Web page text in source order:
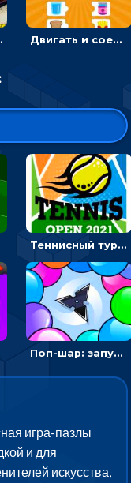
Двигать и соединять пазлы по смыслу - головоломка для детей
Теннисный турнир: подавать или отбивать шарик ракеткой
Поп-шар: запускать колючку, чтобы лопать воздушные шарики
игра-пазлы
и для
искусства,